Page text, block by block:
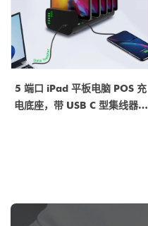
5 端口 iPad 平板电脑 POS 充
电底座，带 USB C 型集线器，